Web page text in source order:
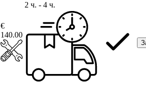
€
140.00
2 ч. - 4 ч.